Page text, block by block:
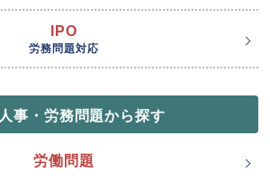
IPO
労務問題対応
人事・労務問題から探す
労働問題